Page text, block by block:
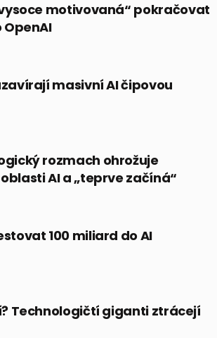
motivovaná“ pokračovat
masivní AI čipovou
rozmach ohrožuje
AI a „teprve začíná“
100 miliard do AI
Technologičtí giganti ztrácejí